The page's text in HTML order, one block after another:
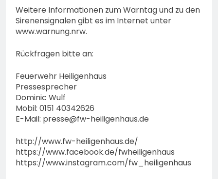
Weitere Informationen zum Warntag und zu den
Sirenensignalen gibt es im Internet unter
www.warnung.nrw.
Rückfragen bitte an:
Feuerwehr Heiligenhaus
Pressesprecher
Dominic Wulf
Mobil: 0151 40342626
E-Mail: presse@fw-heiligenhaus.de
http://www.fw-heiligenhaus.de/
https://www.facebook.de/fwheiligenhaus
https://www.instagram.com/fw_heiligenhaus